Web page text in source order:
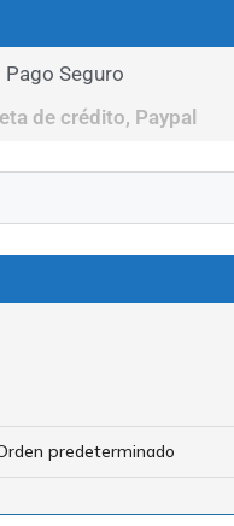
Pago Seguro
de crédito, Paypal